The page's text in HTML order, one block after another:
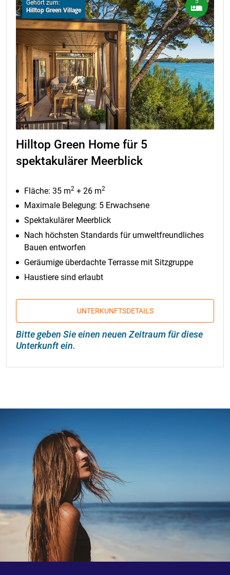
Gehört zum:
Hilltop Green Village
Hilltop Green Home für 5
spektakulärer Meerblick
Fläche: 35 m2 + 26 m2
Maximale Belegung: 5 Erwachsene
Spektakulärer Meerblick
Nach höchsten Standards für umweltfreundliches
Bauen entworfen
Geräumige überdachte Terrasse mit Sitzgruppe
Haustiere sind erlaubt
UNTERKUNFTSDETAILS
Bitte geben Sie einen neuen Zeitraum für diese
Unterkunft ein.